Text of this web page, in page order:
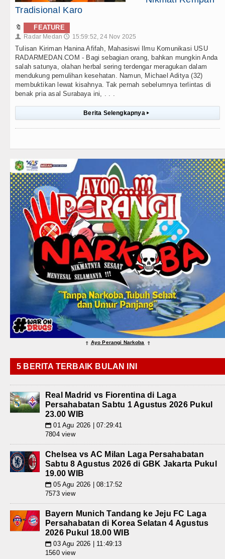
Tradisional Karo
🔖 FEATURE
👤 Radar Medan 🕔 15:59:52, 24 Nov 2025
Tulisan Kiriman Hanina Afifah, Mahasiswi Ilmu Komunikasi USU
RADARMEDAN.COM - Bagi sebagian orang, bahkan mungkin Anda
salah satunya, olahan herbal sering terdengar meragukan dalam
mendukung pemulihan kesehatan. Namun, Michael Aditya (32)
membuktikan lewat kisahnya. Tak pernah sebelumnya terlintas di
benak pria asal Surabaya ini, . . .
Berita Selengkapnya ▸
⇑ Ayo Perangi Narkoba ⇑
5 BERITA TERBAIK BULAN INI
Real Madrid vs Fiorentina di Laga
Persahabatan Sabtu 1 Agustus 2026 Pukul
23.00 WIB
📅 01 Agu 2026 | 07:29:41
7804 view
Chelsea vs AC Milan Laga Persahabatan
Sabtu 8 Agustus 2026 di GBK Jakarta Pukul
19.00 WIB
📅 05 Agu 2026 | 08:17:52
7573 view
Bayern Munich Tandang ke Jeju FC Laga
Persahabatan di Korea Selatan 4 Agustus
2026 Pukul 18.00 WIB
📅 03 Agu 2026 | 11:49:13
1560 view